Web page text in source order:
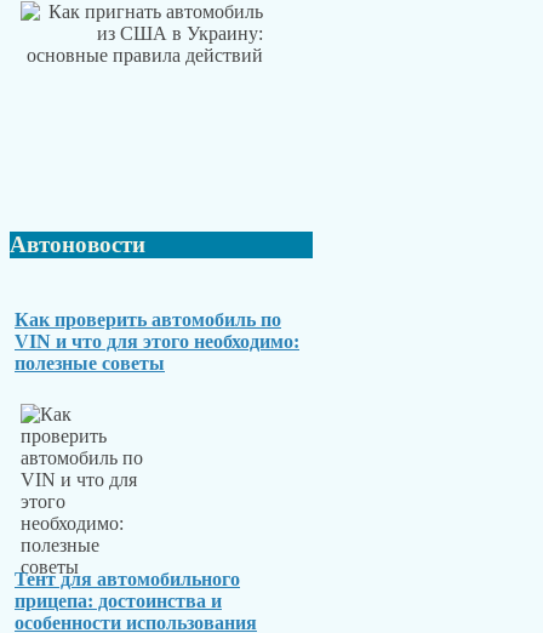
Автоновости
Как проверить автомобиль по
VIN и что для этого необходимо:
полезные советы
Тент для автомобильного
прицепа: достоинства и
особенности использования